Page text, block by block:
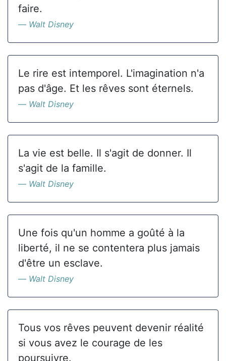
faire.
Walt Disney
Le rire est intemporel. L'imagination n'a
pas d'âge. Et les rêves sont éternels.
Walt Disney
La vie est belle. Il s'agit de donner. Il
s'agit de la famille.
Walt Disney
Une fois qu'un homme a goûté à la
liberté, il ne se contentera plus jamais
d'être un esclave.
Walt Disney
Tous vos rêves peuvent devenir réalité
si vous avez le courage de les
poursuivre.